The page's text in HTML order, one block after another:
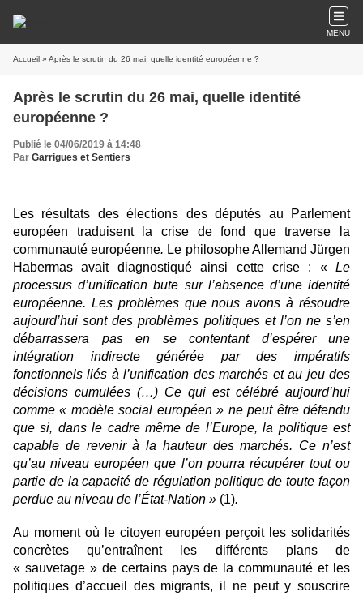
MENU
Accueil » Après le scrutin du 26 mai, quelle identité européenne ?
Après le scrutin du 26 mai, quelle identité
européenne ?
Publié le 04/06/2019 à 14:48
Par Garrigues et Sentiers
Les résultats des élections des députés au Parlement
européen traduisent la crise de fond que traverse la
communauté européenne. Le philosophe Allemand Jürgen
Habermas avait diagnostiqué ainsi cette crise : « Le
processus d’unification bute sur l’absence d’une identité
européenne. Les problèmes que nous avons à résoudre
aujourd’hui sont des problèmes politiques et l’on ne s’en
débarrassera pas en se contentant d’espérer une
intégration indirecte générée par des impératifs
fonctionnels liés à l’unification des marchés et au jeu des
décisions cumulées (…) Ce qui est célébré aujourd’hui
comme « modèle social européen » ne peut être défendu
que si, dans le cadre même de l’Europe, la politique est
capable de revenir à la hauteur des marchés. Ce n’est
qu’au niveau européen que l’on pourra récupérer tout ou
partie de la capacité de régulation politique de toute façon
perdue au niveau de l’État-Nation » (1).
Au moment où le citoyen européen perçoit les solidarités
concrètes qu’entraînent les différents plans de
« sauvetage » de certains pays de la communauté et les
politiques d’accueil des migrants, il ne peut y souscrire